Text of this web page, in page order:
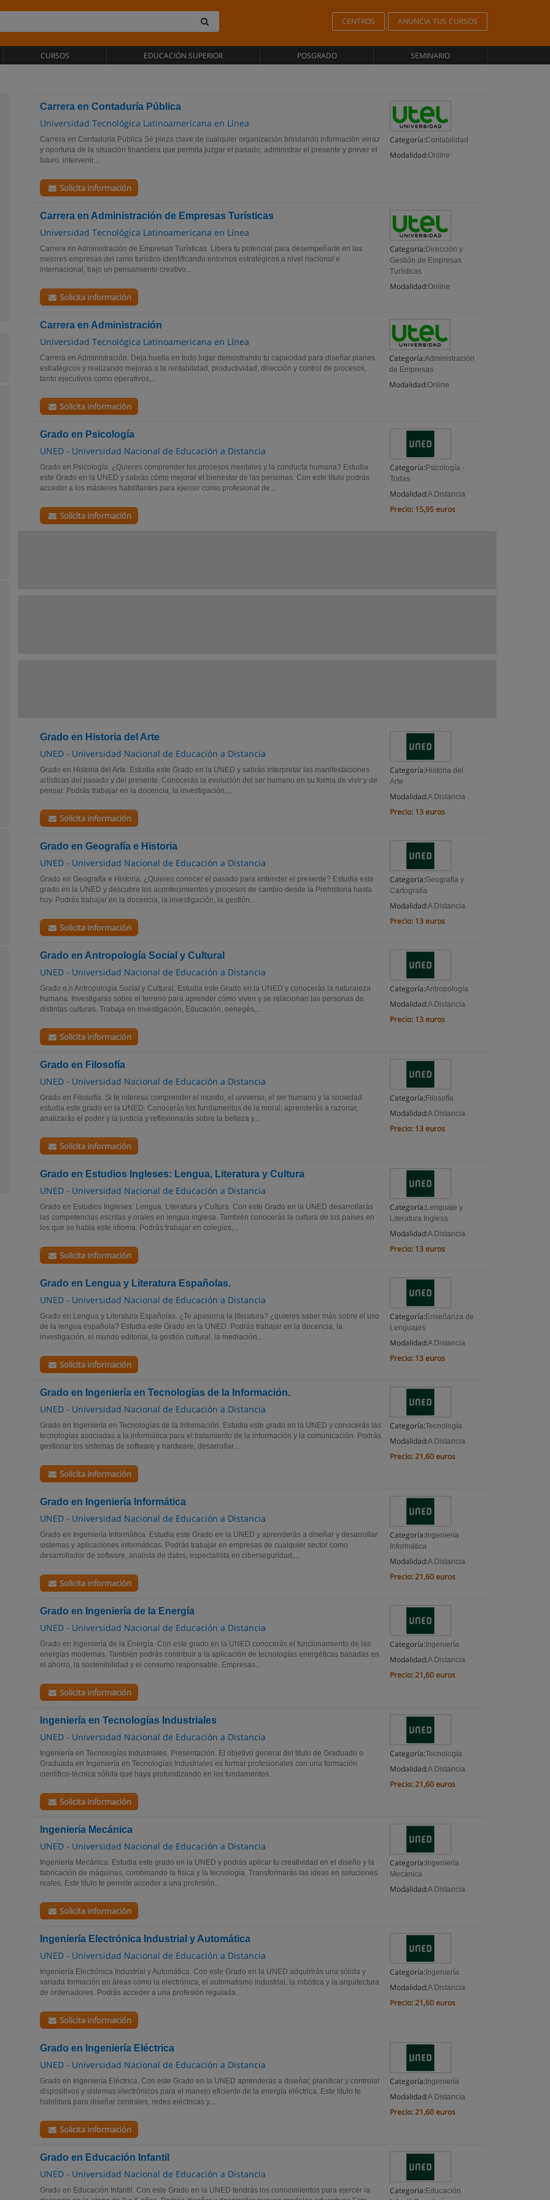
CENTROS ANUNCIA TUS CURSOS
CURSOS EDUCACIÓN SUPERIOR POSGRADO SEMINARIO
Carrera en Contaduría Pública
Universidad Tecnológica Latinoamericana en Línea
Categoría:Contabilidad
Modalidad:Online
Carrera en Contaduría Pública Sé pieza clave de cualquier organización brindando información veraz
y oportuna de la situación financiera que permita juzgar el pasado, administrar el presente y prever el
futuro, intervenir...
Solicita información
Carrera en Administración de Empresas Turísticas
Universidad Tecnológica Latinoamericana en Línea
Categoría: Dirección y
Gestión de Empresas
Turísticas
Modalidad:Online
Carrera en Administración de Empresas Turísticas. Libera tu potencial para desempeñarte en las
mejores empresas del ramo turístico identificando entornos estratégicos a nivel nacional e
internacional, bajo un pensamiento creativo...
Solicita información
Carrera en Administración
Universidad Tecnológica Latinoamericana en Línea
Categoría:Administración
de Empresas
Modalidad:Online
Carrera en Administración. Deja huella en todo lugar demostrando tu capacidad para diseñar planes
estratégicos y realizando mejoras a la rentabilidad, productividad, dirección y control de procesos,
tanto ejecutivos como operativos,...
Solicita información
Grado en Psicología
UNED - Universidad Nacional de Educación a Distancia
Categoría: Psicología -
Todas
Modalidad:A Distancia
Precio: 15,95 euros
Grado en Psicología. ¿Quieres comprender los procesos mentales y la conducta humana? Estudia
este Grado en la UNED y sabrás cómo mejorar el bienestar de las personas. Con este título podrás
acceder a los másteres habilitantes para ejercer como profesional de...
Solicita información
Grado en Historia del Arte
UNED - Universidad Nacional de Educación a Distancia
Categoría: Historia del
Arte
Modalidad:A Distancia
Precio: 13 euros
Grado en Historia del Arte. Estudia este Grado en la UNED y sabrás interpretar las manifestaciones
artísticas del pasado y del presente. Conocerás la evolución del ser humano en su forma de vivir y de
pensar. Podrás trabajar en la docencia, la investigación,...
Solicita información
Grado en Geografía e Historia
UNED - Universidad Nacional de Educación a Distancia
Categoría:Geografía y
Cartografía
Modalidad:A Distancia
Precio: 13 euros
Grado en Geografía e Historia. ¿Quieres conocer el pasado para entender el presente? Estudia este
grado en la UNED y descubre los acontecimientos y procesos de cambio desde la Prehistoria hasta
hoy. Podrás trabajar en la docencia, la investigación, la gestión...
Solicita información
Grado en Antropologí­a Social y Cultural
UNED - Universidad Nacional de Educación a Distancia
Categoría:Antropología
Modalidad:A Distancia
Precio: 13 euros
Grado e.n Antropologí­a Social y Cultural. Estudia este Grado en la UNED y conocerás la naturaleza
humana. Investigarás sobre el terreno para aprender cómo viven y se relacionan las personas de
distintas culturas. Trabaja en Investigación, Educación, oenegés,...
Solicita información
Grado en Filosofía
UNED - Universidad Nacional de Educación a Distancia
Categoría: Filosofía
Modalidad:A Distancia
Precio: 13 euros
Grado en Filosofía. Si te interesa comprender el mundo, el universo, el ser humano y la sociedad
estudia este grado en la UNED. Conocerás los fundamentos de la moral, aprenderás a razonar,
analizarás el poder y la justicia y reflexionarás sobre la belleza y...
Solicita información
Grado en Estudios Ingleses: Lengua, Literatura y Cultura
UNED - Universidad Nacional de Educación a Distancia
Categoría: Lenguaje y
Literatura Inglesa
Modalidad:A Distancia
Precio: 13 euros
Grado en Estudios Ingleses: Lengua, Literatura y Cultura. Con este Grado en la UNED desarrollarás
las competencias escritas y orales en lengua inglesa. También conocerás la cultura de los países en
los que se habla este idioma. Podrás trabajar en colegios,...
Solicita información
Grado en Lengua y Literatura Españolas.
UNED - Universidad Nacional de Educación a Distancia
Categoría: Enseñanza de
Lenguajes
Modalidad:A Distancia
Precio: 13 euros
Grado en Lengua y Literatura Españolas. ¿Te apasiona la literatura? ¿quieres saber más sobre el uso
de la lengua española? Estudia este Grado en la UNED. Podrás trabajar en la docencia, la
investigación, el mundo editorial, la gestión cultural, la mediación...
Solicita información
Grado en Ingeniería en Tecnologías de la Información.
UNED - Universidad Nacional de Educación a Distancia
Categoría:Tecnología
Modalidad:A Distancia
Precio:21,60 euros
Grado en Ingeniería en Tecnologías de la Información. Estudia este grado en la UNED y conocerás las
tecnologías asociadas a la informática para el tratamiento de la información y la comunicación. Podrás
gestionar los sistemas de software y hardware, desarrollar...
Solicita información
Grado en Ingeniería Informática
UNED - Universidad Nacional de Educación a Distancia
Categoría: Ingeniería
Informática
Modalidad:A Distancia
Precio:21,60 euros
Grado en Ingeniería Informática. Estudia este Grado en la UNED y aprenderás a diseñar y desarrollar
sistemas y aplicaciones informáticas. Podrás trabajar en empresas de cualquier sector como
desarrollador de software, analista de datos, especialista en ciberseguridad,...
Solicita información
Grado en Ingeniería de la Energía
UNED - Universidad Nacional de Educación a Distancia
Categoría: Ingeniería
Modalidad:A Distancia
Precio:21,60 euros
Grado en Ingeniería de la Energía. Con este grado en la UNED conocerás el funcionamiento de las
energías modernas. También podrás contribuir a la aplicación de tecnologías energéticas basadas en
el ahorro, la sostenibilidad y el consumo responsable. Empresas...
Solicita información
Ingeniería en Tecnologías Industriales
UNED - Universidad Nacional de Educación a Distancia
Categoría:Tecnología
Modalidad:A Distancia
Precio:21,60 euros
Ingeniería en Tecnologías Industriales. Presentación. El objetivo general del título de Graduado o
Graduada en Ingeniería en Tecnologías Industriales es formar profesionales con una formación
científico-técnica sólida que haya profundizando en los fundamentos...
Solicita información
Ingeniería Mecánica
UNED - Universidad Nacional de Educación a Distancia
Categoría: Ingeniería
Mecánica
Modalidad:A Distancia
Ingeniería Mecánica. Estudia este grado en la UNED y podrás aplicar tu creatividad en el diseño y la
fabricación de máquinas, combinando la física y la tecnología. Transformarás las ideas en soluciones
reales. Este título te permite acceder a una profesión...
Solicita información
Ingeniería Electrónica Industrial y Automática
UNED - Universidad Nacional de Educación a Distancia
Categoría: Ingeniería
Modalidad:A Distancia
Precio:21,60 euros
Ingeniería Electrónica Industrial y Automática. Con este Grado en la UNED adquirirás una sólida y
variada formación en áreas como la electrónica, el automatismo industrial, la robótica y la arquitectura
de ordenadores. Podrás acceder a una profesión regulada...
Solicita información
Grado en Ingeniería Eléctrica
UNED - Universidad Nacional de Educación a Distancia
Categoría: Ingeniería
Modalidad:A Distancia
Precio:21,60 euros
Grado en Ingeniería Eléctrica. Con este Grado en la UNED aprenderás a diseñar, planificar y controlar
dispositivos y sistemas electrónicos para el manejo eficiente de la energía eléctrica. Este título te
habilitará para diseñar centrales, redes eléctricas y...
Solicita información
Grado en Educación Infantil
UNED - Universidad Nacional de Educación a Distancia
Categoría: Educación
Grado en Educación Infantil. Con este Grado en la UNED tendrás los conocimientos para ejercer la